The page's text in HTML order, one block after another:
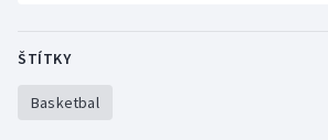
Triatlon
Veslování
ŠTÍTKY
Basketbal